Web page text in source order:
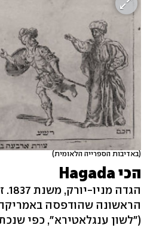
(באדיבות הספרייה הלאומית)
הכי Hagada
הראשונה שהודפסה באמריקה
("לשון ענגלאטירא", כפי